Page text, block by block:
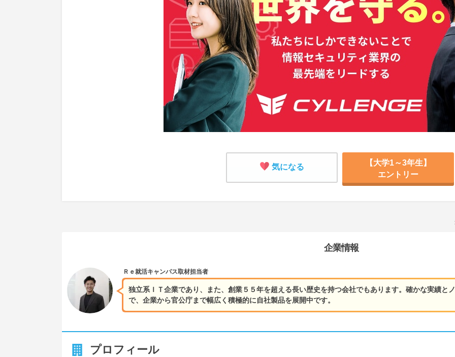
気になる
【大学1～3年生】
エントリー
企業情報
独立系ＩＴ企業であり、また、創業５５年を超える長い歴史を持つ会社でもあります。確かな実績と
で、企業から官公庁まで幅広く積極的に自社製品を展開中です。
Ｒｅ就活キャンパス取材担当者
プロフィール